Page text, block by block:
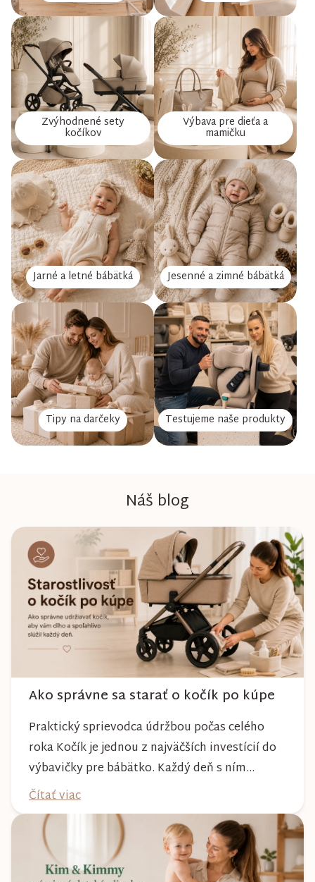
Zvýhodnené sety
kočíkov
Výbava pre dieťa a
mamičku
Jarné a letné bábätká Jesenné a zimné bábätká
Tipy na darčeky Testujeme naše produkty
Náš blog
Ako správne sa starať o kočík po kúpe
Praktický sprievodca údržbou počas celého
roka Kočík je jednou z najväčších investícií do
výbavičky pre bábätko. Každý deň s ním
absolvujete prechádzky po meste, v parkoch,
na lesných chodníkoch aj počas nepriaznivého
počasia. Pravidelnou starostlivosťou si však
môžete byť istí, že vám bude spoľahlivo slúžiť
dlhé roky a zachová si svoj krásny vzhľ...
Čítať viac